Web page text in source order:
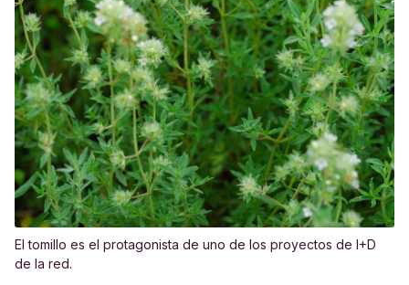
El tomillo es el protagonista de uno de los proyectos de I+D
de la red.